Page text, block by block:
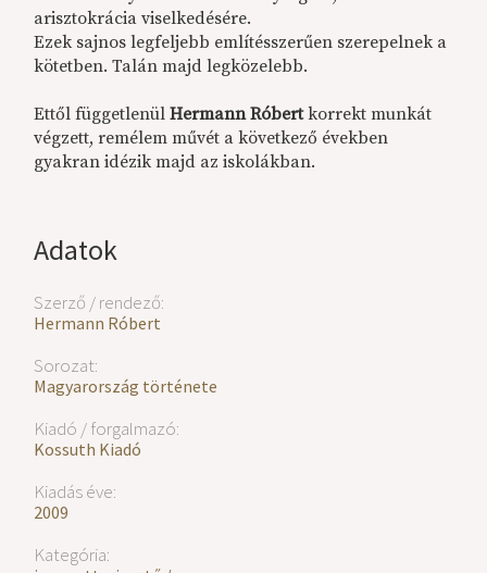
Adatok
Szerző / rendező:
Hermann Róbert
Sorozat:
Magyarország története
Kiadó / forgalmazó:
Kossuth Kiadó
Kiadás éve:
2009
Kategória:
arisztokrácia viselkedésére.
Ezek sajnos legfeljebb említésszerűen szerepelnek a
kötetben. Talán majd legközelebb.
Ettől függetlenülHermann Róbertkorrekt munkát
végzett, remélem művét a következő években
gyakran idézik majd az iskolákban.